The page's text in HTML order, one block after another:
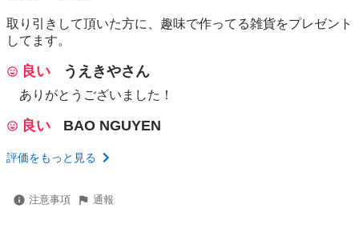
取り引きして頂いた方に、趣味で作ってる雑貨をプレゼント
してます。
良い うえきやさん
ありがとうございました！
良い BAO NGUYEN
評価をもっと見る
注意事項 通報